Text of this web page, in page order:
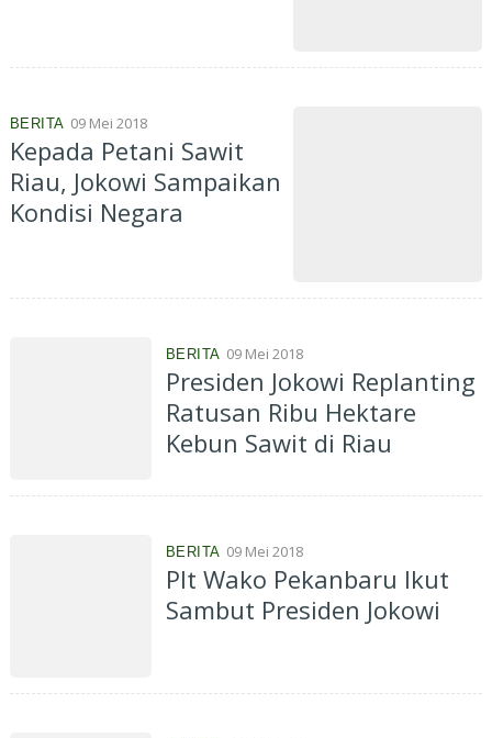
BERITA 09 Mei 2018
Kepada Petani Sawit
Riau, Jokowi Sampaikan
Kondisi Negara
BERITA 09 Mei 2018
Presiden Jokowi Replanting
Ratusan Ribu Hektare
Kebun Sawit di Riau
BERITA 09 Mei 2018
Plt Wako Pekanbaru Ikut
Sambut Presiden Jokowi